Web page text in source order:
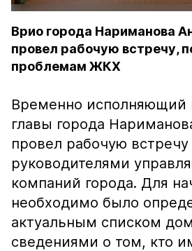
Врио города Нариманова
провел рабочую встречу,
проблемам ЖКХ
Временно исполняющий
главы города
провел рабочую встречу
руководителями
компаний города. Для
необходимо было
актуальным списком
сведениями о том, кто